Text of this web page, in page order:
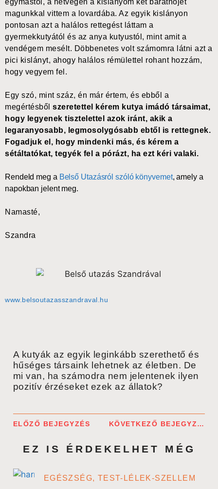
egymástól, a hétvégén a kislányom két barátnőjét
magunkkal vittem a lovardába. Az egyik kislányon
pontosan azt a halálos rettegést láttam a
gyermekkutyától és az anya kutyustól, mint amit a
vendégem mesélt. Döbbenetes volt számomra látni azt a
pici kislányt, ahogy halálos rémülettel rohant hozzám,
hogy vegyem fel.
Egy szó, mint száz, én már értem, és ebből a
megértésből szeretettel kérem kutya imádó társaimat,
hogy legyenek tisztelettel azok iránt, akik a
legaranyosabb, legmosolygósabb ebtől is rettegnek.
Fogadjuk el, hogy mindenki más, és kérem a
sétáltatókat, tegyék fel a pórázt, ha ezt kéri valaki.
Rendeld meg a Belső Utazásról szóló könyvemet, amely a
napokban jelent meg.
Namasté,
Szandra
www.belsoutazasszandraval.hu
A kutyák az egyik leginkább szerethető és
hűséges társaink lehetnek az életben. De
mi van, ha számodra nem jelentenek ilyen
pozitív érzéseket ezek az állatok?
ELŐZŐ BEJEGYZÉS KÖVETKEZŐ BEJEGYZÉS
EZ IS ÉRDEKELHET MÉG
EGÉSZSÉG, TEST-LÉLEK-SZELLEM